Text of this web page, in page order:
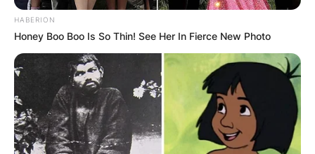
HABERION
Honey Boo Boo Is So Thin! See Her In Fierce New Photo